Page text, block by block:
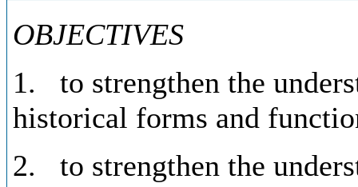
OBJECTIVES
1. to strengthen the
historical forms and
2. to strengthen the